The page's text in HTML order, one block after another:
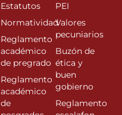
Estatutos
Normatividad
Reglamento
académico
de pregrado
Reglamento
académico
de
PEI
Valores
pecuniarios
Buzón de
ética y
buen
gobierno
Reglamento